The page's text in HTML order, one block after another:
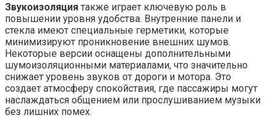
Звукоизоляция также играет ключевую роль в
повышении уровня удобства. Внутренние панели и
стекла имеют специальные герметики, которые
минимизируют проникновение внешних шумов.
Некоторые версии оснащены дополнительными
шумоизоляционными материалами, что значительно
снижает уровень звуков от дороги и мотора. Это
создает атмосферу спокойствия, где пассажиры могут
наслаждаться общением или прослушиванием музыки
без лишних помех.